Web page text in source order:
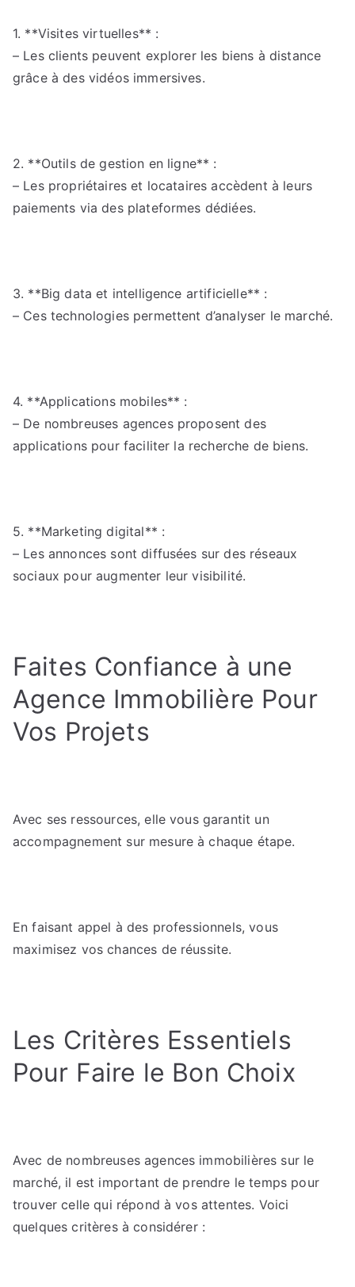
1. **Visites virtuelles** :
– Les clients peuvent explorer les biens à distance
grâce à des vidéos immersives.
2. **Outils de gestion en ligne** :
– Les propriétaires et locataires accèdent à leurs
paiements via des plateformes dédiées.
3. **Big data et intelligence artificielle** :
– Ces technologies permettent d’analyser le marché.
4. **Applications mobiles** :
– De nombreuses agences proposent des
applications pour faciliter la recherche de biens.
5. **Marketing digital** :
– Les annonces sont diffusées sur des réseaux
sociaux pour augmenter leur visibilité.
Faites Confiance à une
Agence Immobilière Pour
Vos Projets
Avec ses ressources, elle vous garantit un
accompagnement sur mesure à chaque étape.
En faisant appel à des professionnels, vous
maximisez vos chances de réussite.
Les Critères Essentiels
Pour Faire le Bon Choix
Avec de nombreuses agences immobilières sur le
marché, il est important de prendre le temps pour
trouver celle qui répond à vos attentes. Voici
quelques critères à considérer :